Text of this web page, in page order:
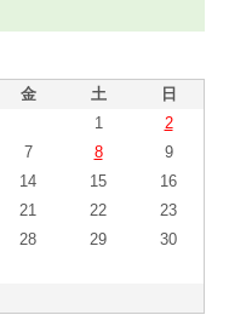
金 土 日
1
2
7 8
9
14 15
16
21 22
23
28 29
30